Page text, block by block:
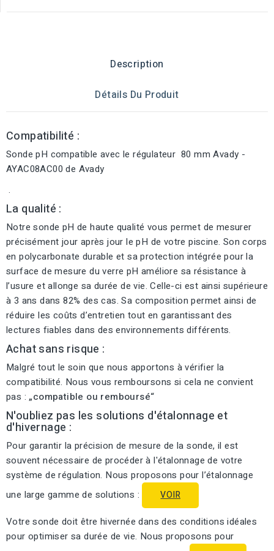
Description
Détails Du Produit
Compatibilité :
Sonde pH compatible avec le régulateur 80 mm Avady -
AYAC08AC00 de Avady
.
La qualité :
Notre sonde pH de haute qualité vous permet de mesurer
précisément jour après jour le pH de votre piscine. Son corps
en polycarbonate durable et sa protection intégrée pour la
surface de mesure du verre pH améliore sa résistance à
l’usure et allonge sa durée de vie. Celle-ci est ainsi supérieure
à 3 ans dans 82% des cas. Sa composition permet ainsi de
réduire les coûts d’entretien tout en garantissant des
lectures fiables dans des environnements différents.
Achat sans risque :
Malgré tout le soin que nous apportons à vérifier la
compatibilité. Nous vous remboursons si cela ne convient
pas :„compatible ou remboursé“
N'oubliez pas les solutions d'étalonnage et
d'hivernage :
Pour garantir la précision de mesure de la sonde, il est
souvent nécessaire de procéder à l'étalonnage de votre
système de régulation. Nous proposons pour l’étalonnage
une large gamme de solutions :
VOIR
Votre sonde doit être hivernée dans des conditions idéales
pour optimiser sa durée de vie. Nous proposons pour